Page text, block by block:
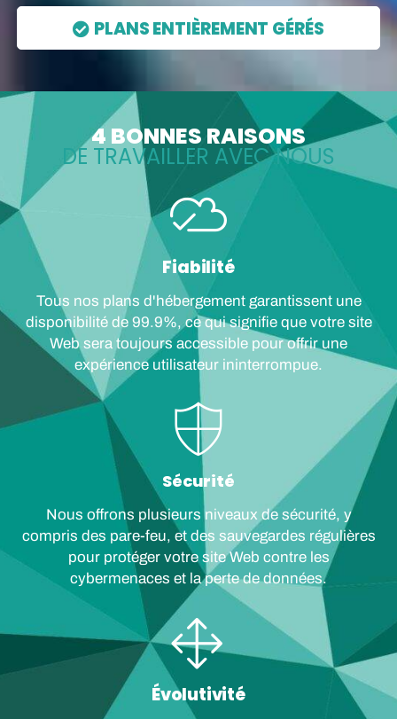
PLANS ENTIÈREMENT GÉRÉS
4 BONNES RAISONS
DE TRAVAILLER AVEC NOUS
Fiabilité
Tous nos plans d'hébergement garantissent une
disponibilité de 99.9%, ce qui signifie que votre site
Web sera toujours accessible pour offrir une
expérience utilisateur ininterrompue.
Sécurité
Nous offrons plusieurs niveaux de sécurité, y
compris des pare-feu, et des sauvegardes régulières
pour protéger votre site Web contre les
cybermenaces et la perte de données.
Évolutivité